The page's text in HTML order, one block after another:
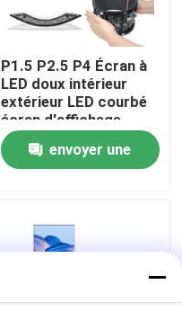
P1.5 P2.5 P4 Écran à
LED doux intérieur
extérieur LED courbé
écran d'affichage
d'annonces verticale
doux flexibleenvoyer une